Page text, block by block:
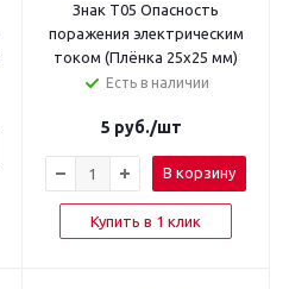
Знак T05 Опасность
поражения электрическим
током (Плёнка 25х25 мм)
Есть в наличии
5 руб./шт
В корзину
Купить в 1 клик